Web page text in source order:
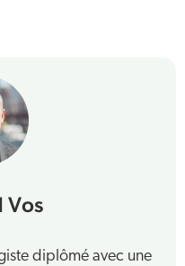
Vos
diplômé avec une